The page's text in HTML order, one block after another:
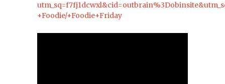
+Foodie/+Foodie+Friday